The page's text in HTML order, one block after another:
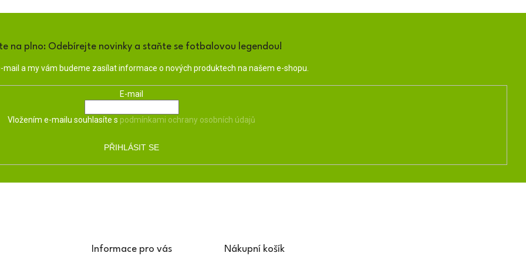
na plno: Odebírejte novinky a staňte se fotbalovou legendou!
mail a my vám budeme zasílat informace o nových produktech na našem e-shopu.
E-mail
Vložením e-mailu souhlasíte s podmínkami ochrany osobních údajů
PŘIHLÁSIT SE
Informace pro vás Nákupní košík